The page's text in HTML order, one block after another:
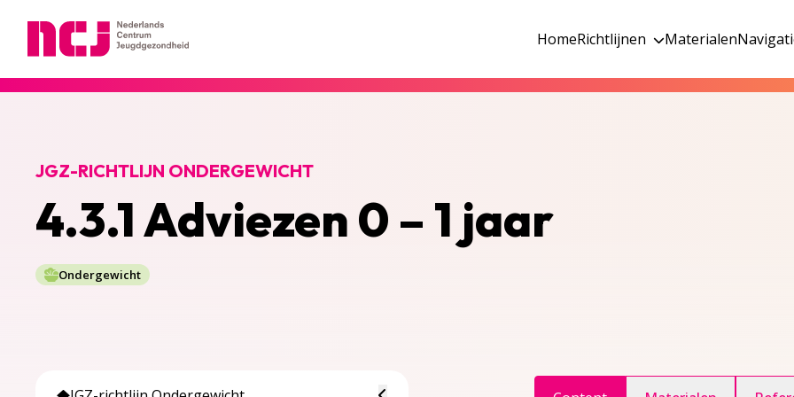
HomeRichtlijnen Materialen
4.3.1 Adviezen 0 – 1 jaar
JGZ-RICHTLIJN ONDERGEWICHT
Ondergewicht